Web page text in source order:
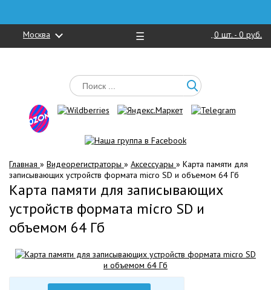
Москва ☰ 0 шт. - 0 руб.
Главная » Видеорегистраторы » Аксессуары » Карта памяти для
записывающих устройств формата micro SD и объемом 64 Гб
Карта памяти для записывающих
устройств формата micro SD и
объемом 64 Гб